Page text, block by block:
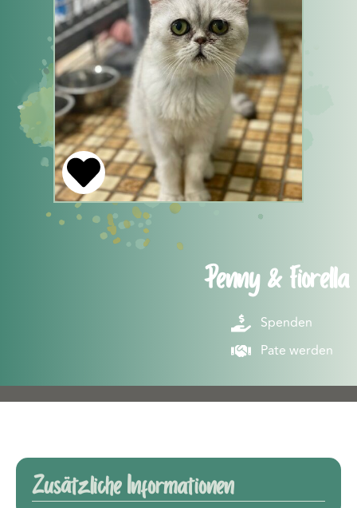
Penny & Fiorella
Spenden
Pate werden
Zusätzliche Informationen